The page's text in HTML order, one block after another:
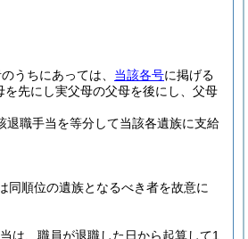
うちにあっては、 当該各号に掲げる
先にし実父母の父母を後にし、父母
退職手当を等分して当該各遺族に支給
同順位の遺族となるべき者を故意に
は、職員が退職した日から起算して1